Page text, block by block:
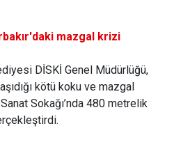
mazgal krizi
DİSKİ Genel Müdürlüğü,
kötü koku ve mazgal
Sokağı’nda 480 metrelik